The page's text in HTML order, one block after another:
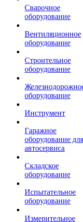
Сварочное
оборудование
Вентиляционное
оборудование
Строительное
оборудование
оборудование
Инструмент
Гаражное
оборудование для
автосервиса
Складское
оборудование
Испытательное
оборудование
Измерительное